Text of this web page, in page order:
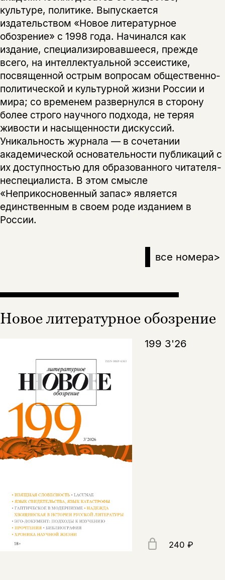
культуре, политике. Выпускается
издательством «Новое литературное
обозрение» с 1998 года. Начинался как
издание, специализировавшееся, прежде
всего, на интеллектуальной эссеистике,
посвященной острым вопросам общественно-
политической и культурной жизни России и
мира; со временем развернулся в сторону
более строго научного подхода, не теряя
живости и насыщенности дискуссий.
Уникальность журнала — в сочетании
академической основательности публикаций с
их доступностью для образованного читателя-
неспециалиста. В этом смысле
«Неприкосновенный запас» является
единственным в своем роде изданием в
России.
все номера>
Новое литературное обозрение
199 3'26
240 ₽
нет, вернуться назад